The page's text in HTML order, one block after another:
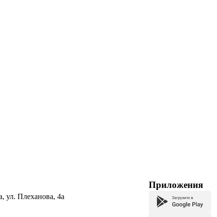
ул. Плеханова, 4а
Приложения